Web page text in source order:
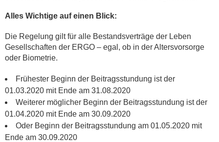
Alles Wichtige auf einen Blick:
Die Regelung gilt für alle Bestandsverträge der Leben
Gesellschaften der ERGO – egal, ob in der Altersvorsorge
oder Biometrie.
Frühester Beginn der Beitragsstundung ist der
01.03.2020 mit Ende am 31.08.2020
Weiterer möglicher Beginn der Beitragsstundung ist der
01.04.2020 mit Ende am 30.09.2020
Oder Beginn der Beitragsstundung am 01.05.2020 mit
Ende am 30.09.2020